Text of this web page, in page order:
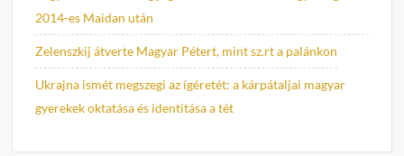
2014-es Maidan után
Zelenszkij átverte Magyar Pétert, mint sz.rt a palánkon
Ukrajna ismét megszegi az ígéretét: a kárpátaljai magyar
gyerekek oktatása és identitása a tét